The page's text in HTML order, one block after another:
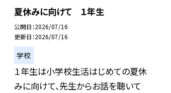
夏休みに向けて １年生
公開日 2026/07/16
更新日 2026/07/16
学校
１年生は小学校生活はじめての夏休
みに向けて、先生からお話を聴いて